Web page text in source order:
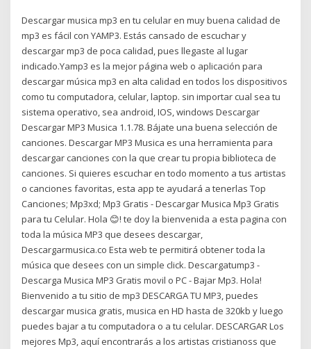
Descargar musica mp3 en tu celular en muy buena calidad de
mp3 es fácil con YAMP3. Estás cansado de escuchar y
descargar mp3 de poca calidad, pues llegaste al lugar
indicado.Yamp3 es la mejor página web o aplicación para
descargar música mp3 en alta calidad en todos los dispositivos
como tu computadora, celular, laptop. sin importar cual sea tu
sistema operativo, sea android, IOS, windows Descargar
Descargar MP3 Musica 1.1.78. Bájate una buena selección de
canciones. Descargar MP3 Musica es una herramienta para
descargar canciones con la que crear tu propia biblioteca de
canciones. Si quieres escuchar en todo momento a tus artistas
o canciones favoritas, esta app te ayudará a tenerlas Top
Canciones; Mp3xd; Mp3 Gratis - Descargar Musica Mp3 Gratis
para tu Celular. Hola 😊! te doy la bienvenida a esta pagina con
toda la música MP3 que desees descargar,
Descargarmusica.co Esta web te permitirá obtener toda la
música que desees con un simple click. Descargatump3 -
Descarga Musica MP3 Gratis movil o PC - Bajar Mp3. Hola!
Bienvenido a tu sitio de mp3 DESCARGA TU MP3, puedes
descargar musica gratis, musica en HD hasta de 320kb y luego
puedes bajar a tu computadora o a tu celular. DESCARGAR Los
mejores Mp3, aquí encontrarás a los artistas cristianoss que